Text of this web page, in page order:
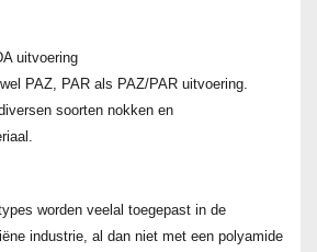
uitvoering
PAZ, PAR als PAZ/PAR uitvoering.
soorten nokken en
worden veelal toegepast in de
industrie, al dan niet met een polyamide